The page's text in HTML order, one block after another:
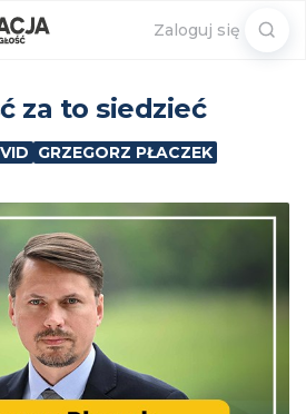
Zaloguj się
za to siedzieć
GRZEGORZ PŁACZEK